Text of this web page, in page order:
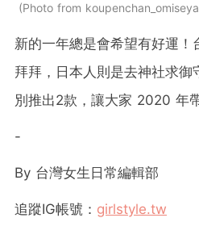
Photo from
新的一年總是會希望有好運！
拜拜，日本人則是去神社求
別推出2款，讓大家 2020 年
-
By 台灣女生日常編輯部
追蹤IG帳號： girlstyle.tw